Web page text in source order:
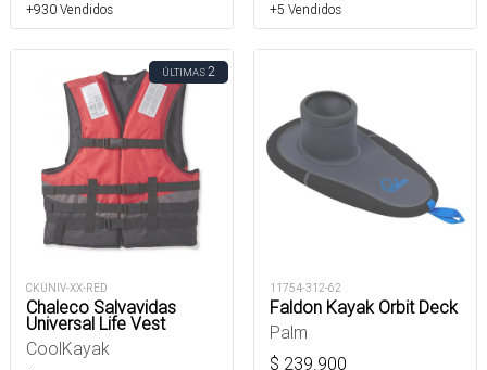
+930 Vendidos
+5 Vendidos
ÚLTIMAS2
CKUNIV-XX-RED
Chaleco Salvavidas
Universal Life Vest
CoolKayak
11754-312-62
Faldon Kayak Orbit Deck
Palm
$ 239.900